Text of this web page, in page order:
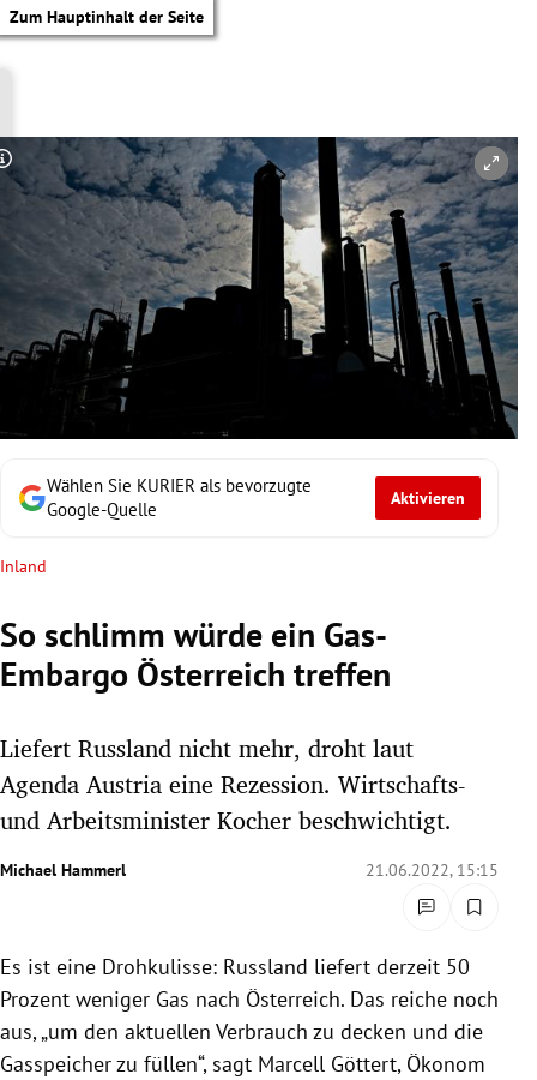
Zum Hauptinhalt der Seite
Untermenü
Untermenü
Untermenü
Untermenü
Untermenü
Untermenü
Untermenü
Untermenü
Wählen Sie KURIER als bevorzugte
Google-Quelle
Aktivieren
Inland
So schlimm würde ein Gas-
Embargo Österreich treffen
Liefert Russland nicht mehr, droht laut
Agenda Austria eine Rezession. Wirtschafts-
und Arbeitsminister Kocher beschwichtigt.
Michael Hammerl 21.06.2022, 15:15
Copyright-Hinweis öffnen/schließen
Es ist eine Drohkulisse: Russland liefert derzeit 50
Prozent weniger Gas nach Österreich. Das reiche noch
aus, „um den aktuellen Verbrauch zu decken und die
Gasspeicher zu füllen“, sagt Marcell Göttert, Ökonom